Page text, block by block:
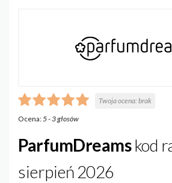
Twoja ocena:brak
Ocena:5-3głosów
ParfumDreamskod
sierpień 2026